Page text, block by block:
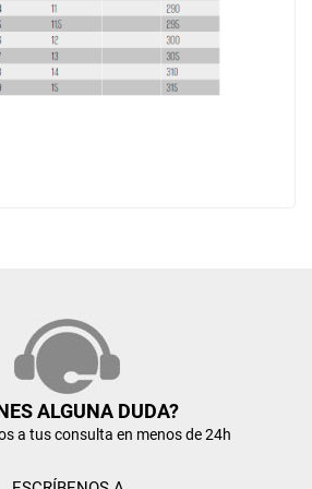
ALGUNA DUDA?
a tus consulta en menos de 24h